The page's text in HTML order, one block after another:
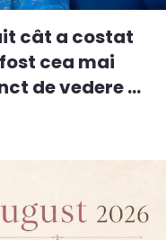
cât a costat
cea mai
de vedere ...